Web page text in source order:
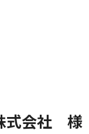
式会社 様